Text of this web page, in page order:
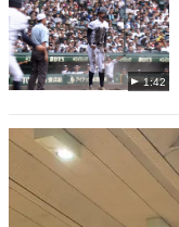
1:42